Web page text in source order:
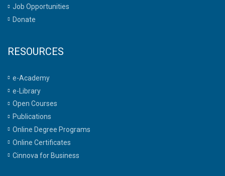
Job Opportunities
Donate
RESOURCES
e-Academy
e-Library
Open Courses
Publications
Online Degree Programs
Online Certificates
Cinnova for Business